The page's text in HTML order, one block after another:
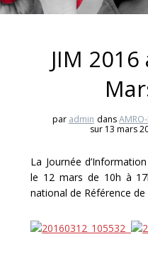
JIM
par admin dans
sur 13 mars
La Journée
le 12 mars de 10h à
national de Référence